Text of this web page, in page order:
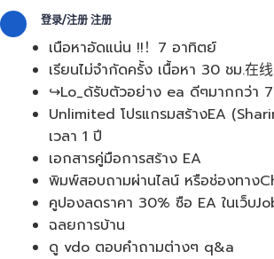
登录/注册 注册
เนือหาอัดแน่น !!！7 อาทิตย์
เรียนไม่จำกัดครั้ง เนื้อหา 30 ชม.在
↪Lo_ด้รับตัวอย่าง ea ดีๆมากกว่า
Unlimited โปรแกรมสร้างEA
เวลา 1 ปี
เอกสารคู่มือการสร้าง EA
พิมพ์สอบถามผ่านไลน์ หรือช่องทาง
คูปองลดราคา 30% ซือ EA ในเว็บ
ฉลยการบ้าน
ดู vdo ตอบคำถามต่างๆ q&a